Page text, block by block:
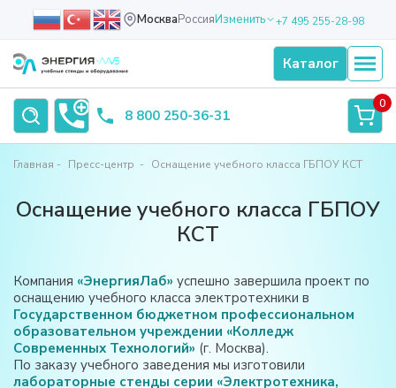
МоскваРоссияИзменить +7 495 255-28-98
Каталог
8 800 250-36-31
0
Главная Пресс-центр Оснащение учебного класса ГБПОУ КСТ
Оснащение учебного класса ГБПОУ
КСТ
Компания «ЭнергияЛаб» успешно завершила проект по
оснащению учебного класса электротехники в
Государственном бюджетном профессиональном
образовательном учреждении «Колледж
Современных Технологий» (г. Москва).
По заказу учебного заведения мы изготовили
лабораторные стенды серии «Электротехника,